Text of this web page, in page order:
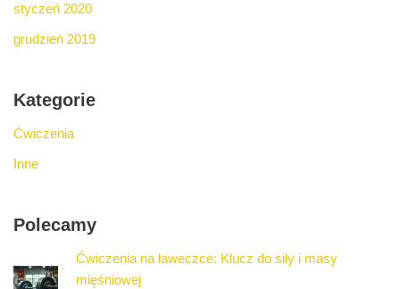
styczeń 2020
grudzień 2019
Kategorie
Ćwiczenia
Inne
Polecamy
Ćwiczenia na ławeczce: Klucz do siły i masy
mięśniowej